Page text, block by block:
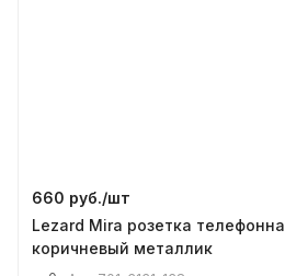
660 руб./шт
Lezard Mira розетка
коричневый металлик